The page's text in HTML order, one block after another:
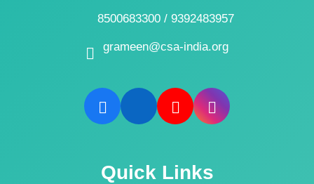
8500683300 / 9392483957
grameen@csa-india.org
Quick Links